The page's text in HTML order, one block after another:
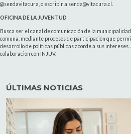
@sendavitacura, o escribir a senda@vitacura.cl.
OFICINA DE LA JUVENTUD
Busca ser el canal de comunicación de la
comuna, mediante procesos de participación que
desarrollo de políticas públicas acorde a sus intereses.
colaboración con INJUV.
ÚLTIMAS NOTICIAS